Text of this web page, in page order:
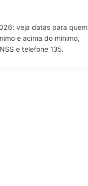
veja datas para quem
e acima do mínimo,
e telefone 135.